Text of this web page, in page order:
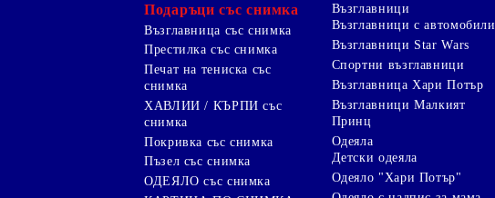
Подаръци със снимка
Възглавница със снимка
Престилка със снимка
Печат на тениска със
снимка
ХАВЛИИ / КЪРПИ със
снимка
Покривка със снимка
Пъзел със снимка
ОДЕЯЛО със снимка
Възглавници
Възглавници с автомобили
Възглавници Star Wars
Спортни възглавници
Възглавница Хари Потър
Възглавници Малкият
Принц
Одеяла
Детски одеяла
Одеяло "Хари Потър"